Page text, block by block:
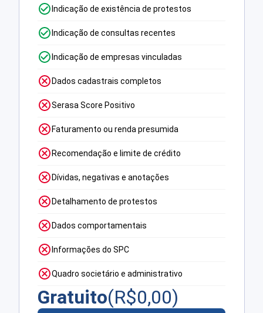
Indicação de existência de protestos
Indicação de consultas recentes
Indicação de empresas vinculadas
Dados cadastrais completos
Serasa Score Positivo
Faturamento ou renda presumida
Recomendação e limite de crédito
Dívidas, negativas e anotações
Detalhamento de protestos
Dados comportamentais
Informações do SPC
Quadro societário e administrativo
Gratuito(R$0,00)